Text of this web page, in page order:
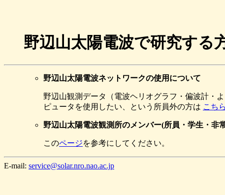
野辺山太陽電波で研究する
野辺山太陽電波ネットワークの使用について
野辺山観測データ（電波ヘリオグラフ・偏波計・
ピュータを使用したい、という所員外の方は こちら
野辺山太陽電波観測所のメンバー(所員・学生・非
このページを参考にしてください。
E-mail: service@solar.nro.nao.ac.jp